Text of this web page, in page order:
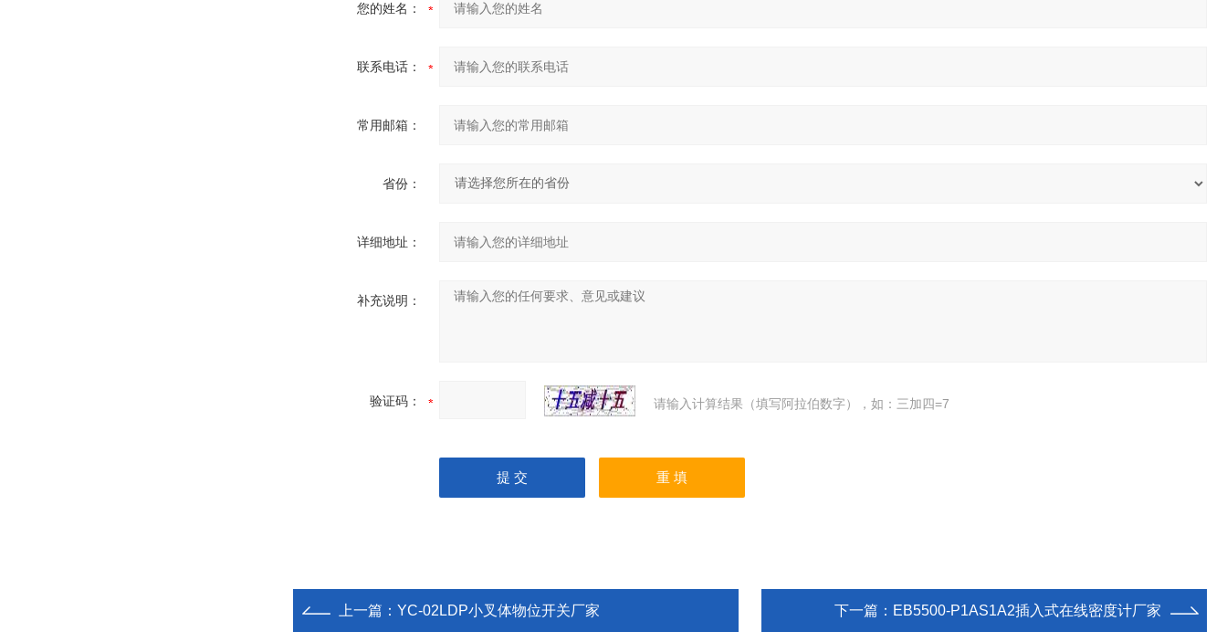
您的姓名：
联系电话：
常用邮箱：
省份：
详细地址：
补充说明：
验证码： 请输入计算结果（填写阿拉伯数字），如：三加四=7
上一篇： YC-02LDP小叉体物位开关厂家 下一篇： EB5500-P1AS1A2插入式在线密度计厂家